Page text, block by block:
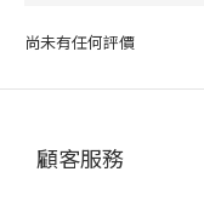
尚未有任何評價
顧客服務